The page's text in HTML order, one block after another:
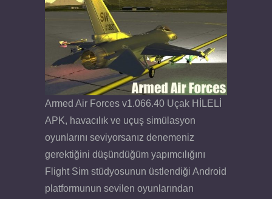
Armed Air Forces v1.066.40 Uçak HİLELİ
APK, havacılık ve uçuş simülasyon
oyunlarını seviyorsanız denemeniz
gerektiğini düşündüğüm yapımcılığını
Flight Sim stüdyosunun üstlendiği Android
platformunun sevilen oyunlarından